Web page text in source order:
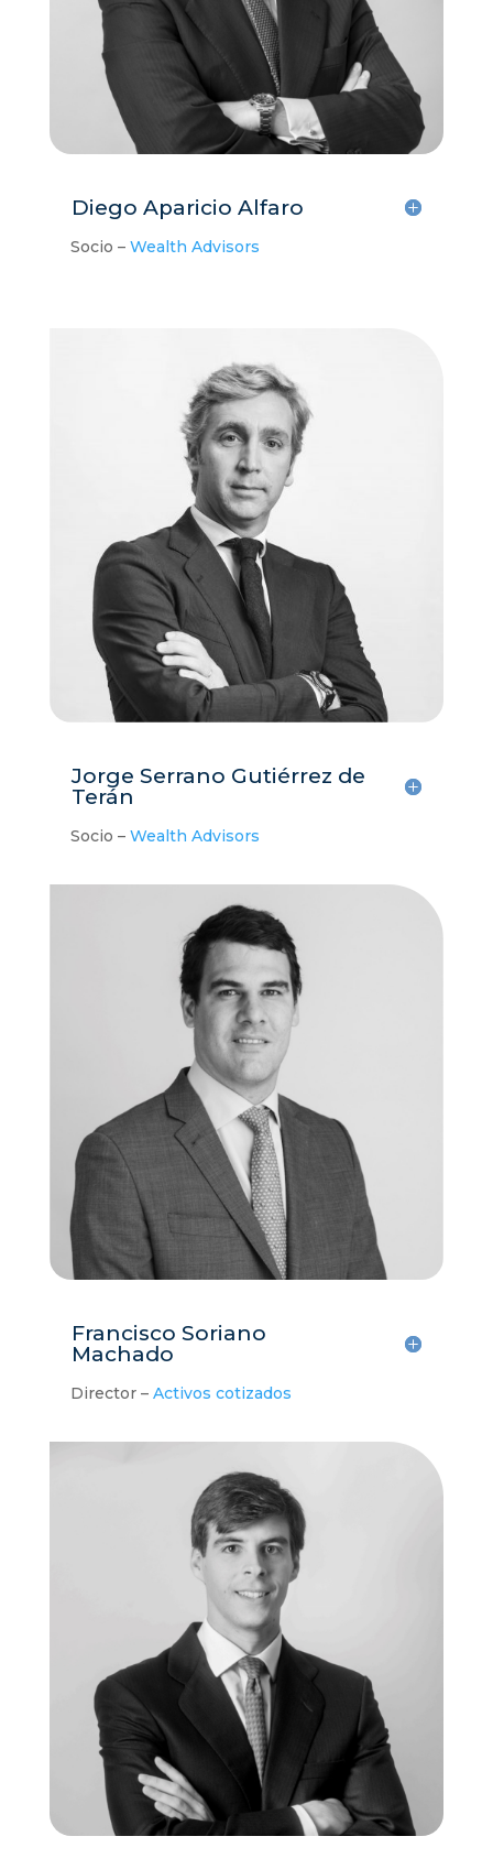
Diego Aparicio Alfaro
Socio – Wealth Advisors
Jorge Serrano Gutiérrez de
Terán
Socio – Wealth Advisors
Francisco Soriano
Machado
Director – Activos cotizados